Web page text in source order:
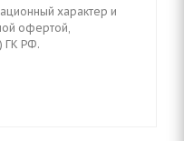
характер и
офертой,
ГК РФ.